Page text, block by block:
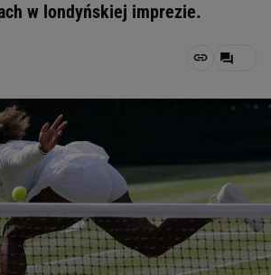
w londyńskiej imprezie.